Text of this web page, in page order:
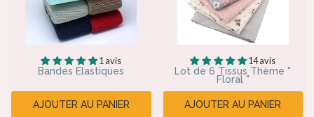
1 avis
Bandes Elastiques
AJOUTER AU PANIER
14 avis
Lot de 6 Tissus Thème "
Floral "
AJOUTER AU PANIER